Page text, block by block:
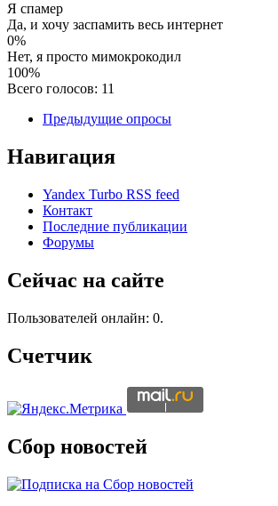
Я спамер
Да, и хочу заспамить весь интернет
0%
Нет, я просто мимокрокодил
100%
Всего голосов: 11
Предыдущие опросы
Навигация
Yandex Turbo RSS feed
Контакт
Последние публикации
Форумы
Сейчас на сайте
Пользователей онлайн: 0.
Счетчик
Сбор новостей